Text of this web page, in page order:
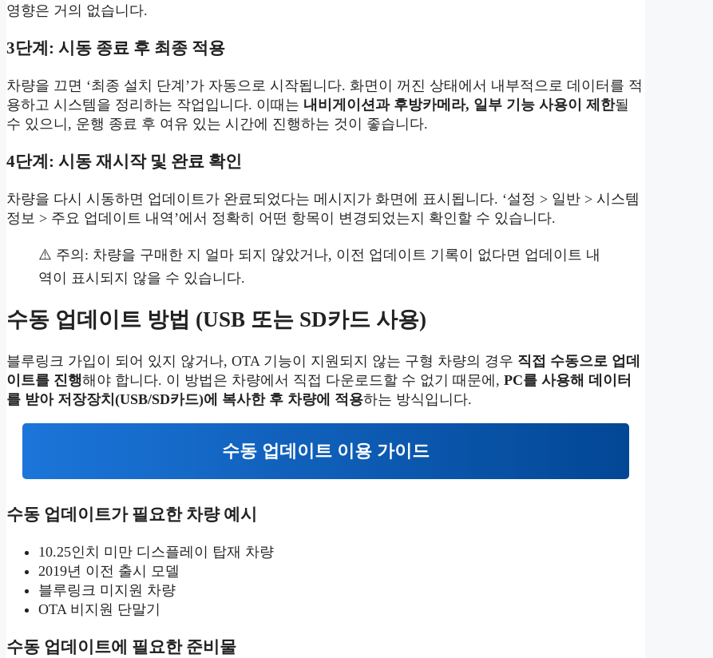
영향은 거의 없습니다.
3단계: 시동 종료 후 최종 적용
차량을 끄면 ‘최종 설치 단계’가 자동으로 시작됩니다. 화면이 꺼진 상태에서 내부적으로 데이터를 적
용하고 시스템을 정리하는 작업입니다. 이때는 내비게이션과 후방카메라, 일부 기능 사용이 제한될
수 있으니, 운행 종료 후 여유 있는 시간에 진행하는 것이 좋습니다.
4단계: 시동 재시작 및 완료 확인
차량을 다시 시동하면 업데이트가 완료되었다는 메시지가 화면에 표시됩니다. ‘설정 > 일반 > 시스템
정보 > 주요 업데이트 내역’에서 정확히 어떤 항목이 변경되었는지 확인할 수 있습니다.
⚠️ 주의: 차량을 구매한 지 얼마 되지 않았거나, 이전 업데이트 기록이 없다면 업데이트 내
역이 표시되지 않을 수 있습니다.
수동 업데이트 방법 (USB 또는 SD카드 사용)
블루링크 가입이 되어 있지 않거나, OTA 기능이 지원되지 않는 구형 차량의 경우 직접 수동으로 업데
이트를 진행해야 합니다. 이 방법은 차량에서 직접 다운로드할 수 없기 때문에, PC를 사용해 데이터
를 받아 저장장치(USB/SD카드)에 복사한 후 차량에 적용하는 방식입니다.
수동 업데이트 이용 가이드
수동 업데이트가 필요한 차량 예시
10.25인치 미만 디스플레이 탑재 차량
2019년 이전 출시 모델
블루링크 미지원 차량
OTA 비지원 단말기
수동 업데이트에 필요한 준비물